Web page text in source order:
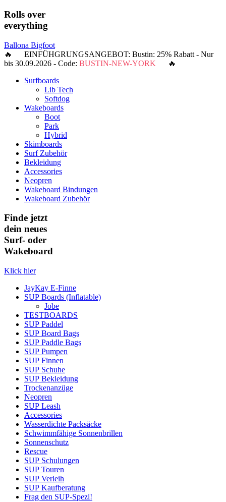
Rolls over
everything
Ballona Bigfoot
🔥 EINFÜHGRUNGSANGEBOT: Bustin: 25% Rabatt - Nur
bis 30.09.2026 - Code: BUSTIN-NEW-YORK 🔥
Surfboards
Lib Tech
Softdog
Wakeboards
Boot
Park
Hybrid
Skimboards
Surf Zubehör
Bekleidung
Accessories
Neopren
Wakeboard Bindungen
Wakeboard Zubehör
Finde jetzt
dein neues
Surf- oder
Wakeboard
Klick hier
JayKay E-Finne
SUP Boards (Inflatable)
Jobe
TESTBOARDS
SUP Paddel
SUP Board Bags
SUP Paddle Bags
SUP Pumpen
SUP Finnen
SUP Schuhe
SUP Bekleidung
Trockenanzüge
Neopren
SUP Leash
Accessories
Wasserdichte Packsäcke
Schwimmfähige Sonnenbrillen
Sonnenschutz
Rescue
SUP Schulungen
SUP Touren
SUP Verleih
SUP Kaufberatung
Frag den SUP-Spezi!